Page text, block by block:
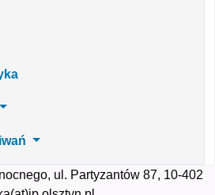
ul. Partyzantów 87, 10-402